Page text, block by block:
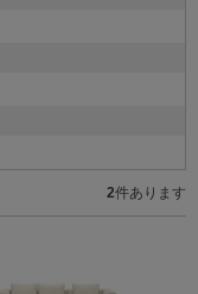
2件あります